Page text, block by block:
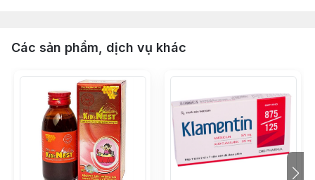
Các sản phẩm, dịch vụ khác